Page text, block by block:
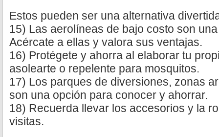
Estos pueden ser una alternativa
15) Las aerolíneas de bajo costo son
Acércate a ellas y valora sus ventajas.
16) Protégete y ahorra al elaborar tu
asolearte o repelente para mosquitos.
17) Los parques de diversiones, zonas
son una opción para conocer y ahorrar.
18) Recuerda llevar los accesorios y la
visitas.